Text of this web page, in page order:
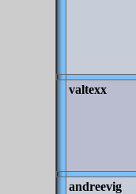
valtexx
andreevig